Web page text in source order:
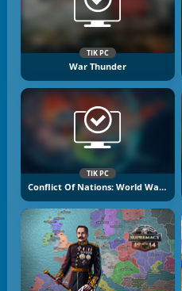
TIK PC
War Thunder
TIK PC
Conflict Of Nations: World War 3